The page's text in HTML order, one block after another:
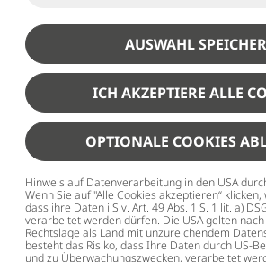
AUSWAHL
ICH AKZEPTIERE ALLE
OPTIONALE COOKIES
Hinweis auf Datenverarbeitung in den USA
Wenn Sie auf "Alle Cookies akzeptieren“
dass ihre Daten i.S.v. Art. 49 Abs. 1 S. 1 lit. a)
verarbeitet werden dürfen. Die USA gelten
Rechtslage als Land mit unzureichendem
besteht das Risiko, dass Ihre Daten durch US-
und zu Überwachungszwecken, verarbeitet